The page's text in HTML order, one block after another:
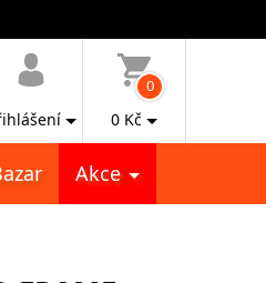
0
0 Kč
Akce